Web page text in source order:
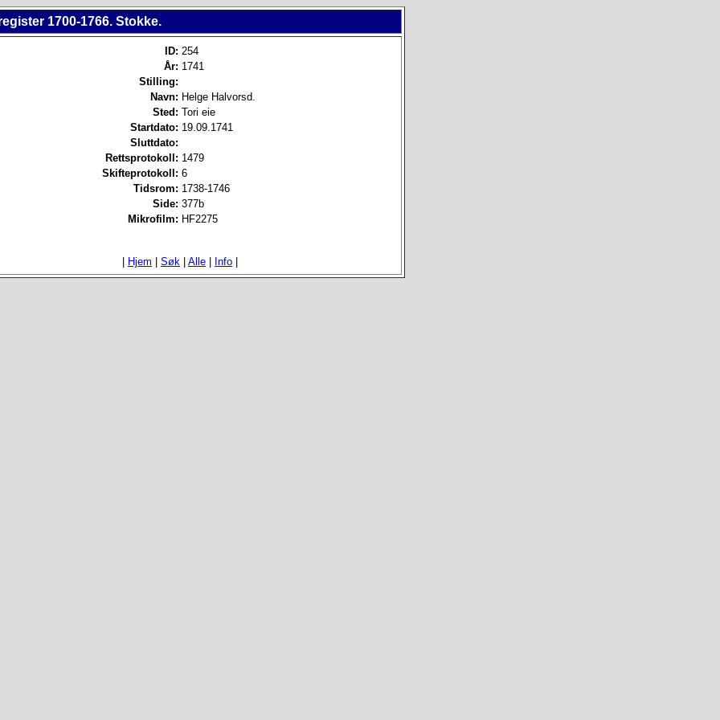
1700-1766. Stokke.
ID: 254
År: 1741
Stilling:
Navn: Helge Halvorsd.
Sted: Tori eie
Startdato: 19.09.1741
Sluttdato:
Rettsprotokoll: 1479
Skifteprotokoll: 6
Tidsrom: 1738-1746
Side: 377b
Mikrofilm: HF2275
Hjem Søk Alle Info